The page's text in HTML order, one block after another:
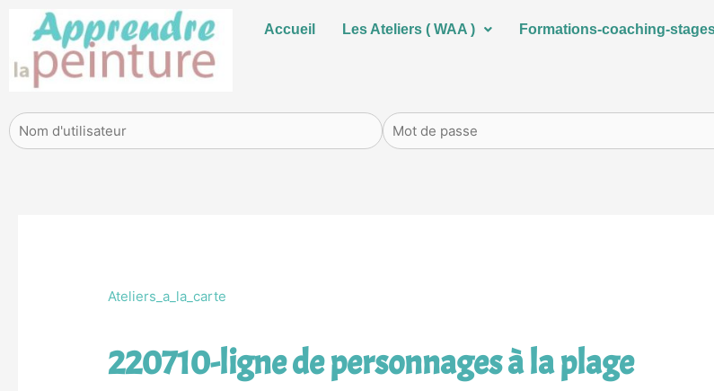
contenu
Accueil Les Ateliers ( WAA ) Formations-coaching-
Ateliers_a_la_carte
220710-ligne de personnages à la plage